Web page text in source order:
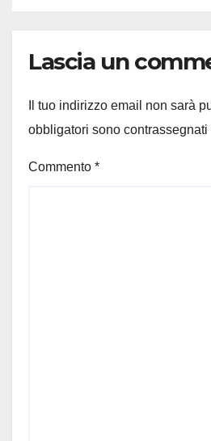
Lascia un
Il tuo indirizzo email non sarà
obbligatori sono contrassegnati
Commento *